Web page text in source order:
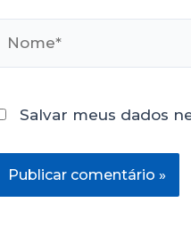
Salvar meus dados